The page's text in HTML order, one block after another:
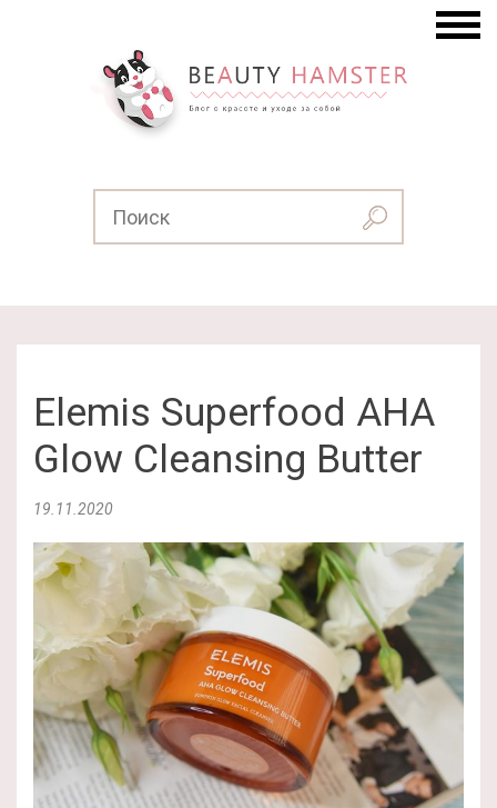
Elemis Superfood AHA
Glow Cleansing Butter
19.11.2020